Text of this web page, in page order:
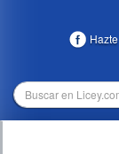
MULTIMEDIA